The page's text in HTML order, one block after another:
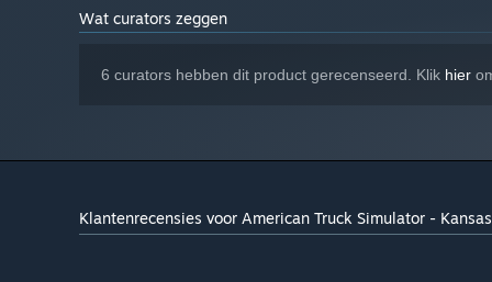
Wat curators zeggen
6 curators hebben dit product gerecenseerd. Klik hier
Klantenrecensies voor American Truck Simulator - Kansas